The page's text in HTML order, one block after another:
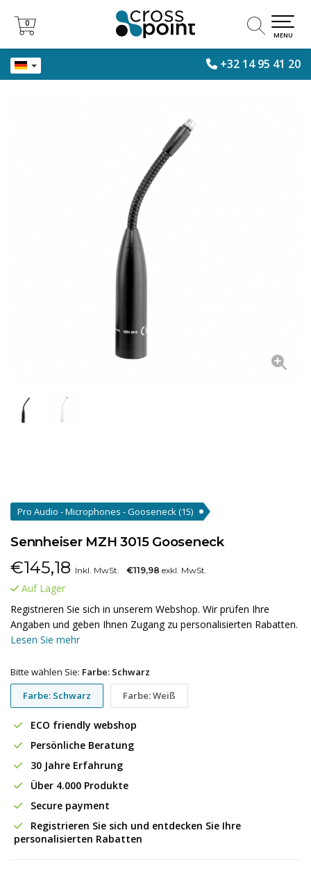
+32 14 95 41 20
0
0
MENU
Pro Audio - Microphones - Gooseneck(15)
Sennheiser MZH 3015 Gooseneck
€145,18 Inkl. MwSt. €119,98 exkl. MwSt.
Auf Lager
Registrieren Sie sich in unserem Webshop. Wir prüfen Ihre
Angaben und geben Ihnen Zugang zu personalisierten Rabatten.
Lesen Sie mehr
Bitte wählen Sie: Farbe: Schwarz
Farbe: Schwarz
Farbe: Weiß
ECO friendly webshop
Persönliche Beratung
30 Jahre Erfahrung
Über 4.000 Produkte
Secure payment
Registrieren Sie sich und entdecken Sie Ihre
personalisierten Rabatten